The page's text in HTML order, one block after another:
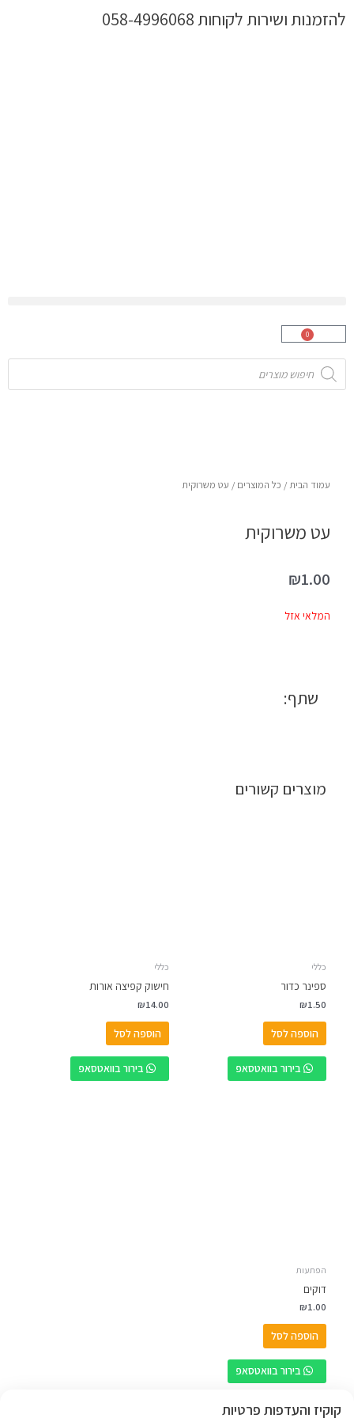
לתוכןלהזמנות ושירות לקוחות 058-4996068
0
עגלת
Products
search
עמוד הבית / כל המוצרים / עט משרוקית
עט משרוקית
₪1.00
המלאי אזל
שתף:
מוצרים קשורים
כללי
ספינר כדור
₪1.50
הוספה לסל
בירור בוואטסאפ
כללי
חישוק קפיצה אורות
₪14.00
הוספה לסל
בירור בוואטסאפ
הפתעות
דוקים
₪1.00
הוספה לסל
בירור בוואטסאפ
קוקיז והעדפות פרטיות